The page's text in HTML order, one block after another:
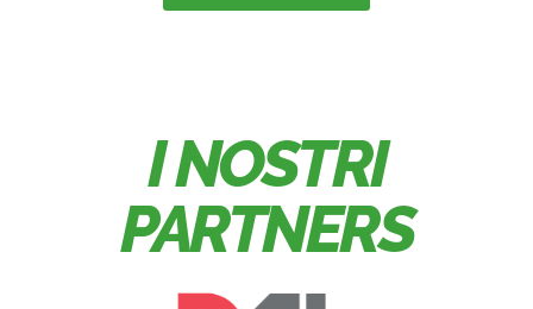
I NOSTRI
PARTNERS